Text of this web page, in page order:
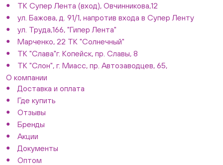
ТК Супер Лента (вход), Овчинникова,12
ул. Бажова, д. 91/1, напротив входа в Супер Ленту
ул. Труда,166, "Гипер Лента"
Марченко, 22 ТК "Солнечный"
ТК "Слава"г. Копейск, пр. Славы, 8
ТК "Слон", г. Миасс, пр. Автозаводцев, 65,
О компании
Доставка и оплата
Где купить
Отзывы
Бренды
Акции
Документы
Оптом